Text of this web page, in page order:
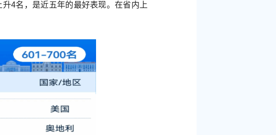
4名，是近五年的最好表现。在省内上